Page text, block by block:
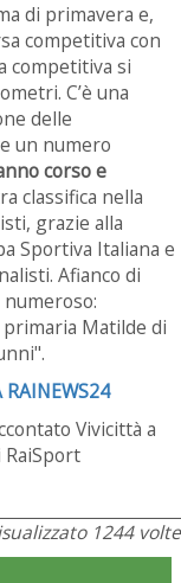
di primavera e,
competitiva con
competitiva si
C’è una
delle
un numero
corso e
classifica nella
grazie alla
Sportiva Italiana e
Afianco di
primaria Matilde di
Vivicittà a
RaiSport
1244 volte